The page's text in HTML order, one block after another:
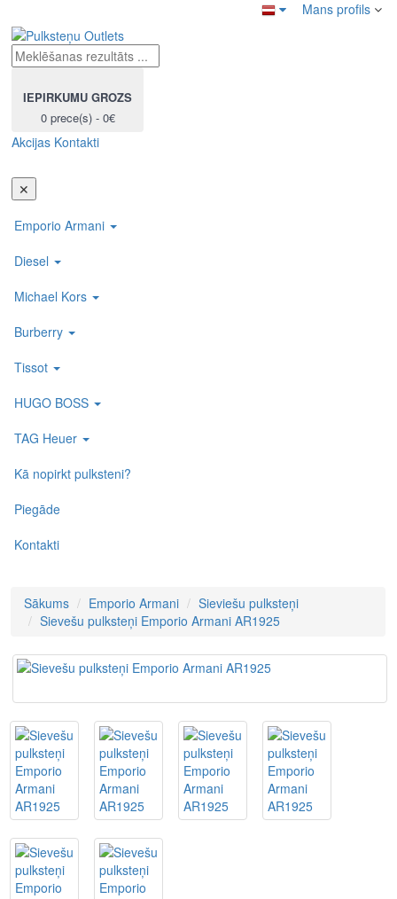
Mans profils
IEPIRKUMU GROZS
0 prece(s) - 0€
Akcijas Kontakti
✕
Emporio Armani
Diesel
Michael Kors
Burberry
Tissot
HUGO BOSS
TAG Heuer
Kā nopirkt pulksteni?
Piegāde
Kontakti
Sākums Emporio Armani
Sieviešu pulksteņi
Sievešu pulksteņi Emporio Armani AR1925